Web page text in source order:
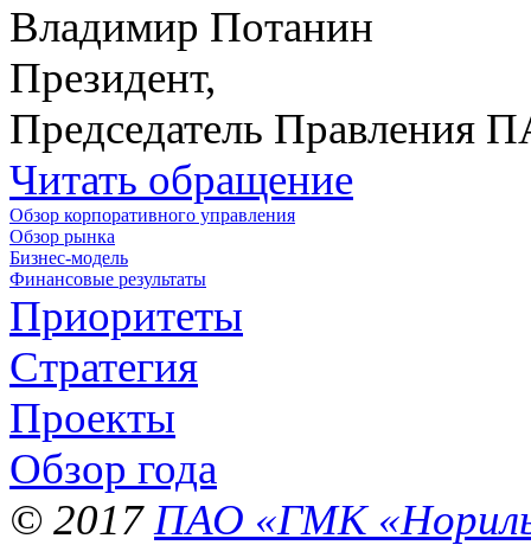
Владимир Потанин
Президент,
Председатель Правления
Читать обращение
Обзор корпоративного управления
Обзор рынка
Бизнес-модель
Финансовые результаты
Приоритеты
Стратегия
Проекты
Обзор года
© 2017 ПАО «ГМК